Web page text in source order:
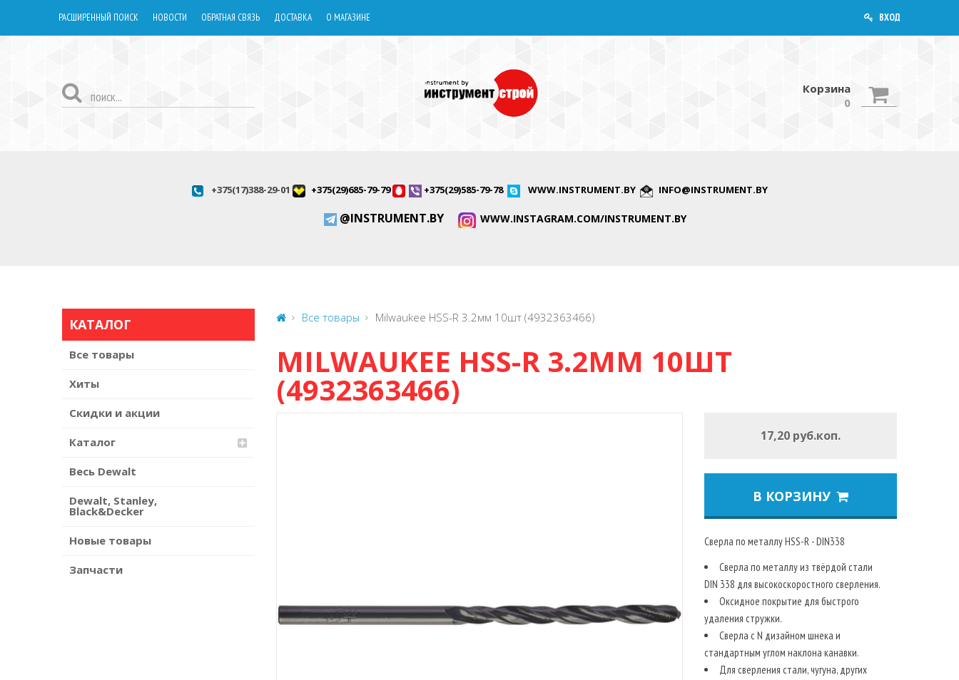
РАСШИРЕННЫЙ ПОИСК НОВОСТИ ОБРАТНАЯ СВЯЗЬ ДОСТАВКА О МАГАЗИНЕ ВХОД
Корзина
0
+375(17)388-29-01 +375(29)685-79-79 +375(29)585-79-78 WWW.INSTRUMENT.BY INFO@INSTRUMENT.BY
@INSTRUMENT.BY WWW.INSTAGRAM.COM/INSTRUMENT.BY
КАТАЛОГ
Все товары
Хиты
Скидки и акции
Каталог
Весь Dewalt
Dewalt, Stanley,
Black&Decker
Новые товары
Запчасти
Все товары Milwaukee HSS-R 3.2мм 10шт (4932363466)
MILWAUKEE HSS-R 3.2ММ 10ШТ
(4932363466)
17,20 руб.коп.
В КОРЗИНУ
Сверла по металлу HSS-R - DIN338
Сверла по металлу из твёрдой стали
DIN 338 для высокоскоростного сверления.
Оксидное покрытие для быстрого
удаления стружки.
Сверла с N дизайном шнека и
стандартным углом наклона канавки.
Для сверления стали, чугуна, других